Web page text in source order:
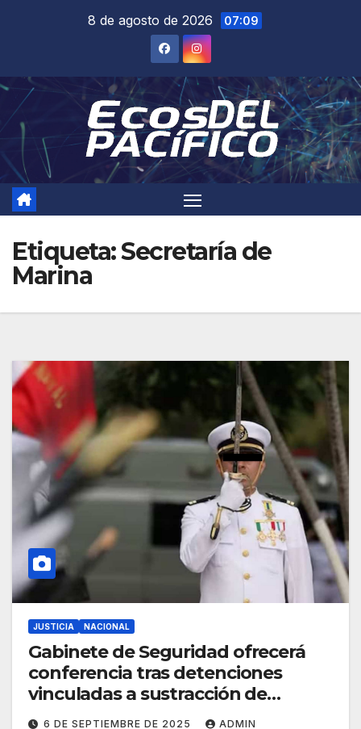
8 de agosto de 2026 07:09
Etiqueta:Secretaría de
Marina
JUSTICIA NACIONAL
Gabinete de Seguridad ofrecerá
conferencia tras detenciones
vinculadas a sustracción de
hidrocarburos
6 DE SEPTIEMBRE DE 2025 ADMIN